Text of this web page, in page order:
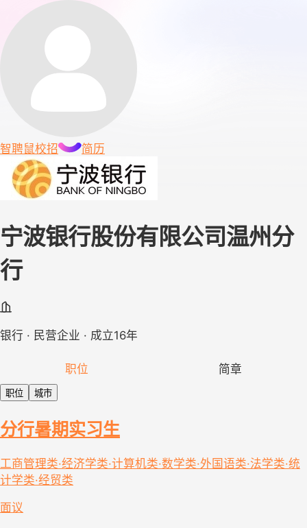
智聘鼠校招 简历
宁波银行股份有限公司温州分
行
银行 · 民营企业 · 成立16年
职位 简章
职位 城市
分行暑期实习生
工商管理类·经济学类·计算机类·数学类·外国语类·法学类·统
计学类·经贸类
面议